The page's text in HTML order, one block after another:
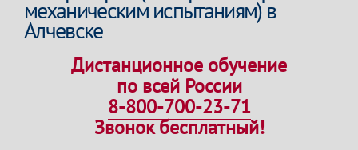
механическим испытаниям) в
Алчевске
Дистанционное обучение
по всей России
8-800-700-23-71
Звонок бесплатный!